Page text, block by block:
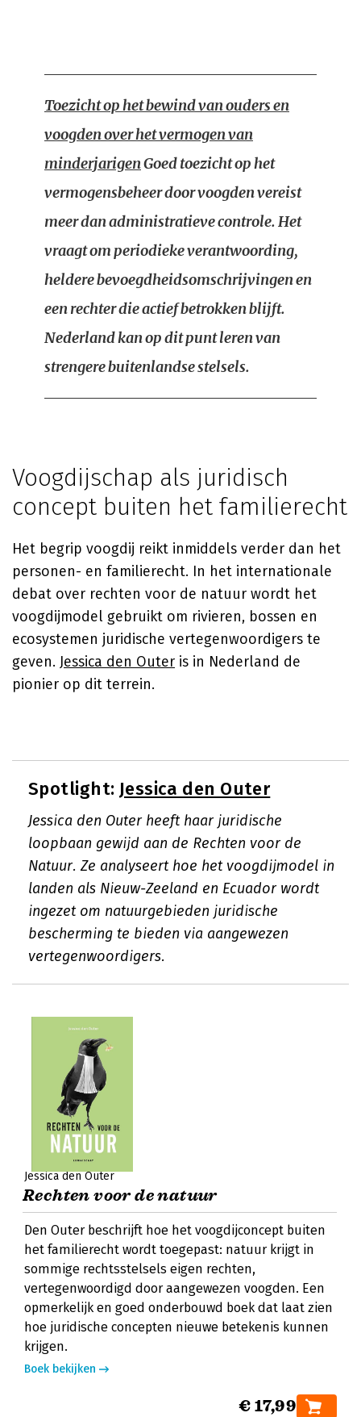
Toezicht op het bewind van ouders en
voogden over het vermogen van
minderjarigenGoed toezicht op het
vermogensbeheer door voogden vereist
meer dan administratieve controle. Het
vraagt om periodieke verantwoording,
heldere bevoegdheidsomschrijvingen en
een rechter die actief betrokken blijft.
Nederland kan op dit punt leren van
strengere buitenlandse stelsels.
Voogdijschap als juridisch
concept buiten het familierecht
Het begrip voogdij reikt inmiddels verder dan het
personen- en familierecht. In het internationale
debat over rechten voor de natuur wordt het
voogdijmodel gebruikt om rivieren, bossen en
ecosystemen juridische vertegenwoordigers te
geven. Jessica den Outer is in Nederland de
pionier op dit terrein.
Spotlight: Jessica den Outer
Jessica den Outer heeft haar juridische
loopbaan gewijd aan de Rechten voor de
Natuur. Ze analyseert hoe het voogdijmodel in
landen als Nieuw-Zeeland en Ecuador wordt
ingezet om natuurgebieden juridische
bescherming te bieden via aangewezen
vertegenwoordigers.
Jessica den Outer
Rechten voor de natuur
Den Outer beschrijft hoe het voogdijconcept buiten
het familierecht wordt toegepast: natuur krijgt in
sommige rechtsstelsels eigen rechten,
vertegenwoordigd door aangewezen voogden. Een
opmerkelijk en goed onderbouwd boek dat laat zien
hoe juridische concepten nieuwe betekenis kunnen
krijgen.
Boek bekijken
€ 17,99